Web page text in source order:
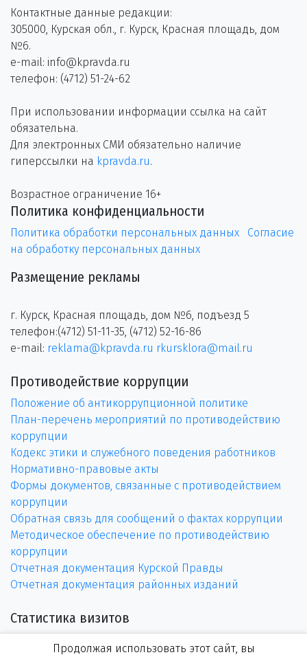
Контактные данные редакции:
305000, Курская обл., г. Курск, Красная площадь, дом
№6.
e-mail: info@kpravda.ru
телефон: (4712) 51-24-62
При использовании информации ссылка на сайт
обязательна.
Для электронных СМИ обязательно наличие
гиперссылки на kpravda.ru.
Возрастное ограничение 16+
Политика конфиденциальности
Политика обработки персональных данных
Согласие
на обработку персональных данных
Размещение рекламы
г. Курск, Красная площадь, дом №6, подъезд 5
телефон:(4712) 51-11-35, (4712) 52-16-86
e-mail: reklama@kpravda.ru rkursklora@mail.ru
Противодействие коррупции
Положение об антикоррупционной политике
План-перечень мероприятий по противодействию
коррупции
Кодекс этики и служебного поведения работников
Нормативно-правовые акты
Формы документов, связанные с противодействием
коррупции
Обратная связь для сообщений о фактах коррупции
Методическое обеспечение по противодействию
коррупции
Отчетная документация Курской Правды
Отчетная документация районных изданий
Статистика визитов
Продолжая использовать этот сайт, вы